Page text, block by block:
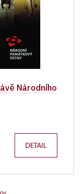
Národního
DETAIL